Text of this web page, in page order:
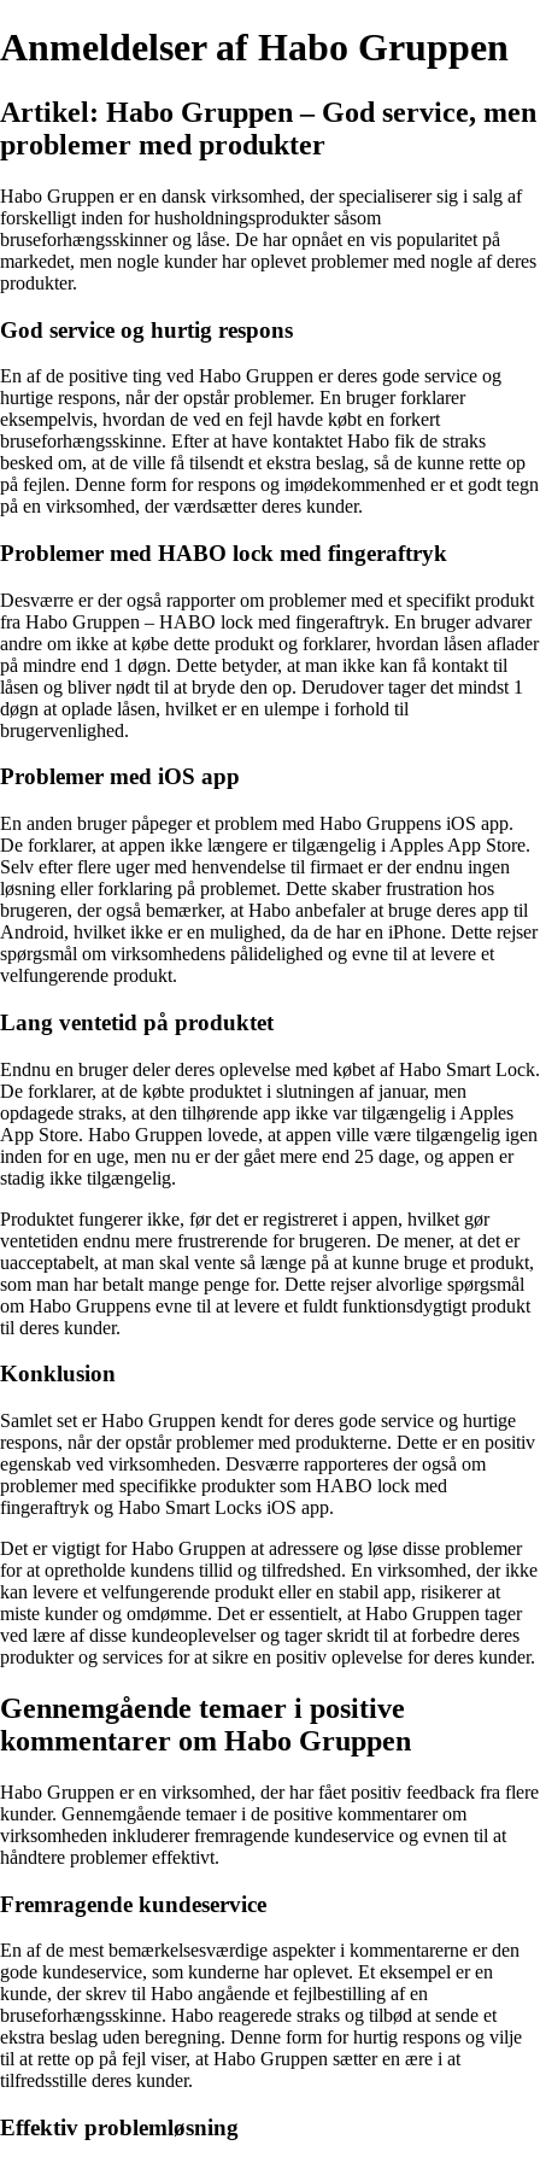
Anmeldelser af Habo Gruppen
Artikel: Habo Gruppen – God service, men
problemer med produkter
Habo Gruppen er en dansk virksomhed, der specialiserer sig i salg af
forskelligt inden for husholdningsprodukter såsom
bruseforhængsskinner og låse. De har opnået en vis popularitet på
markedet, men nogle kunder har oplevet problemer med nogle af deres
produkter.
God service og hurtig respons
En af de positive ting ved Habo Gruppen er deres gode service og
hurtige respons, når der opstår problemer. En bruger forklarer
eksempelvis, hvordan de ved en fejl havde købt en forkert
bruseforhængsskinne. Efter at have kontaktet Habo fik de straks
besked om, at de ville få tilsendt et ekstra beslag, så de kunne rette op
på fejlen. Denne form for respons og imødekommenhed er et godt tegn
på en virksomhed, der værdsætter deres kunder.
Problemer med HABO lock med fingeraftryk
Desværre er der også rapporter om problemer med et specifikt produkt
fra Habo Gruppen – HABO lock med fingeraftryk. En bruger advarer
andre om ikke at købe dette produkt og forklarer, hvordan låsen aflader
på mindre end 1 døgn. Dette betyder, at man ikke kan få kontakt til
låsen og bliver nødt til at bryde den op. Derudover tager det mindst 1
døgn at oplade låsen, hvilket er en ulempe i forhold til
brugervenlighed.
Problemer med iOS app
En anden bruger påpeger et problem med Habo Gruppens iOS app.
De forklarer, at appen ikke længere er tilgængelig i Apples App Store.
Selv efter flere uger med henvendelse til firmaet er der endnu ingen
løsning eller forklaring på problemet. Dette skaber frustration hos
brugeren, der også bemærker, at Habo anbefaler at bruge deres app til
Android, hvilket ikke er en mulighed, da de har en iPhone. Dette rejser
spørgsmål om virksomhedens pålidelighed og evne til at levere et
velfungerende produkt.
Lang ventetid på produktet
Endnu en bruger deler deres oplevelse med købet af Habo Smart Lock.
De forklarer, at de købte produktet i slutningen af januar, men
opdagede straks, at den tilhørende app ikke var tilgængelig i Apples
App Store. Habo Gruppen lovede, at appen ville være tilgængelig igen
inden for en uge, men nu er der gået mere end 25 dage, og appen er
stadig ikke tilgængelig.
Produktet fungerer ikke, før det er registreret i appen, hvilket gør
ventetiden endnu mere frustrerende for brugeren. De mener, at det er
uacceptabelt, at man skal vente så længe på at kunne bruge et produkt,
som man har betalt mange penge for. Dette rejser alvorlige spørgsmål
om Habo Gruppens evne til at levere et fuldt funktionsdygtigt produkt
til deres kunder.
Konklusion
Samlet set er Habo Gruppen kendt for deres gode service og hurtige
respons, når der opstår problemer med produkterne. Dette er en positiv
egenskab ved virksomheden. Desværre rapporteres der også om
problemer med specifikke produkter som HABO lock med
fingeraftryk og Habo Smart Locks iOS app.
Det er vigtigt for Habo Gruppen at adressere og løse disse problemer
for at opretholde kundens tillid og tilfredshed. En virksomhed, der ikke
kan levere et velfungerende produkt eller en stabil app, risikerer at
miste kunder og omdømme. Det er essentielt, at Habo Gruppen tager
ved lære af disse kundeoplevelser og tager skridt til at forbedre deres
produkter og services for at sikre en positiv oplevelse for deres kunder.
Gennemgående temaer i positive
kommentarer om Habo Gruppen
Habo Gruppen er en virksomhed, der har fået positiv feedback fra flere
kunder. Gennemgående temaer i de positive kommentarer om
virksomheden inkluderer fremragende kundeservice og evnen til at
håndtere problemer effektivt.
Fremragende kundeservice
En af de mest bemærkelsesværdige aspekter i kommentarerne er den
gode kundeservice, som kunderne har oplevet. Et eksempel er en
kunde, der skrev til Habo angående et fejlbestilling af en
bruseforhængsskinne. Habo reagerede straks og tilbød at sende et
ekstra beslag uden beregning. Denne form for hurtig respons og vilje
til at rette op på fejl viser, at Habo Gruppen sætter en ære i at
tilfredsstille deres kunder.
Effektiv problemløsning